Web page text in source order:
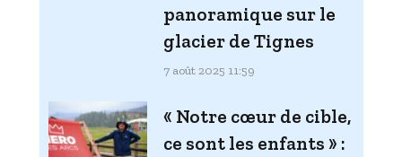
panoramique sur le
glacier de Tignes
7 août 2025 11:59
« Notre cœur de cible,
ce sont les enfants » :